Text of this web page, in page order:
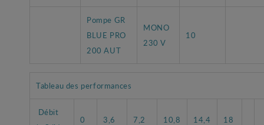
Pompe GR
BLUE PRO
200 AUT
MONO
230 V
10
Tableau des performances
Débit
0 3,6 7,2 10,8 14,4 18